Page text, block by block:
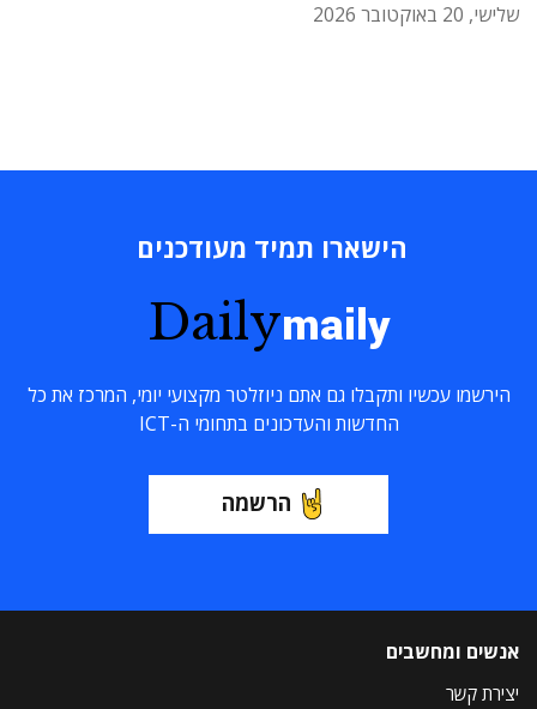
שלישי, 20 באוקטובר 2026
הישארו תמיד מעודכנים
Dailymaily
הירשמו עכשיו ותקבלו גם אתם ניוזלטר מקצועי יומי, המרכז את כל
החדשות והעדכונים בתחומי ה-ICT
הרשמה
אנשים ומחשבים
יצירת קשר